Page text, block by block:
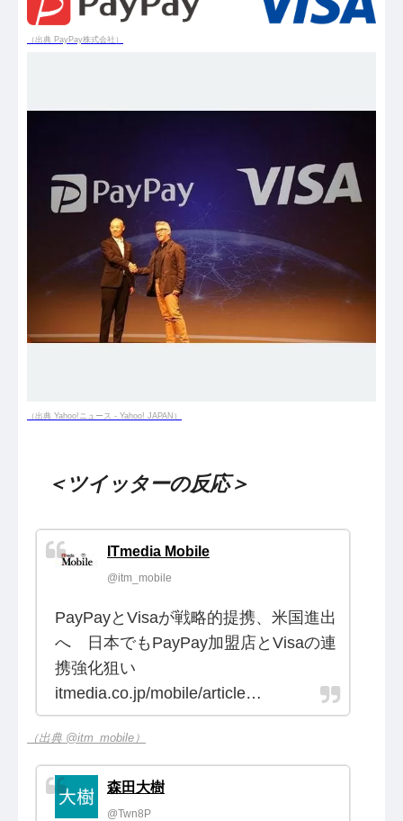
（出典 PayPay株式会社）
（出典 Yahoo!ニュース - Yahoo! JAPAN）
＜ツイッターの反応＞
ITmedia Mobile
@itm_mobile
PayPayとVisaが戦略的提携、米国進出
へ 日本でもPayPay加盟店とVisaの連
携強化狙い
itmedia.co.jp/mobile/article…
（出典 @itm_mobile）
森田大樹
@Twn8P